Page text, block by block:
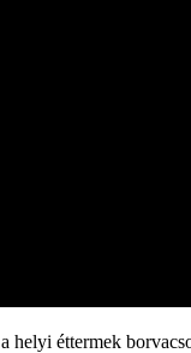
helyi éttermek